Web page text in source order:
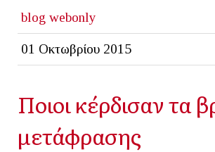
blog webonly
01 Οκτωβρίου 2015
Ποιοι κέρδισαν τα
μετάφρασης